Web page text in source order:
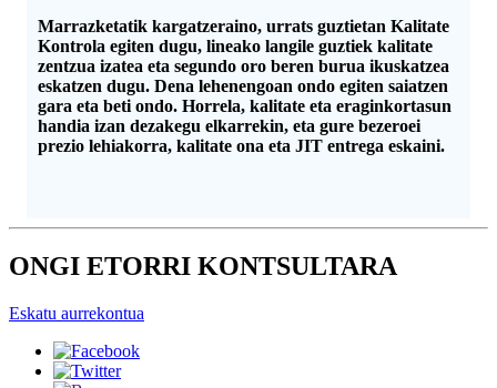
Marrazketatik kargatzeraino, urrats guztietan Kalitate
Kontrola egiten dugu, lineako langile guztiek kalitate
zentzua izatea eta segundo oro beren burua ikuskatzea
eskatzen dugu. Dena lehenengoan ondo egiten saiatzen
gara eta beti ondo. Horrela, kalitate eta eraginkortasun
handia izan dezakegu elkarrekin, eta gure bezeroei
prezio lehiakorra, kalitate ona eta JIT entrega eskaini.
ONGI ETORRI KONTSULTARA
Eskatu aurrekontua